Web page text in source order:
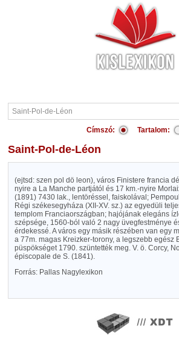
Címszó: Tartalom:
Saint-Pol-de-Léon
(ejtsd: szen pol dö leon), város Finistere francia
nyire a La Manche partjától és 17 km.-nyire
(1891) 7430 lak., lentöréssel, faiskolával;
Régi székesegyháza (XII-XV. sz.) az egyedüli
templom Franciaországban; hajójának elegáns
szépsége, 1560-ból való 2 nagy üvegfestménye
érdekessé. A város egy másik részében van egy
a 77m. magas Kreizker-torony, a legszebb egész
püspökséget 1790. szüntették meg. V. ö. Corcy,
épiscopale de S. (1841).
Forrás: Pallas Nagylexikon